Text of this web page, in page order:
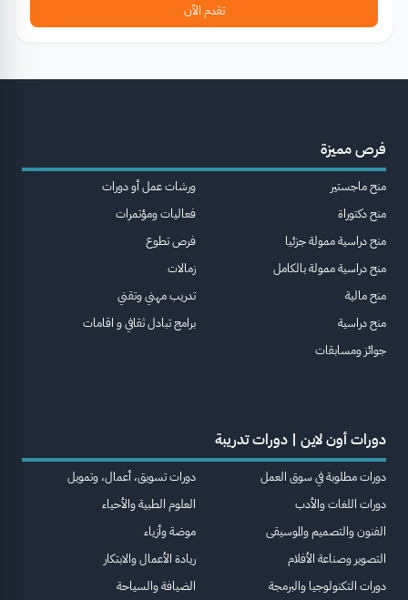
تقدم الآن
فرص مميزة
منح ماجستير
منح دكتوراة
منح دراسية ممولة جزئيا
منح دراسية ممولة بالكامل
منح مالية
منح دراسية
جوائز ومسابقات
ورشات عمل أو دورات
فعاليات ومؤتمرات
فرص تطوع
زمالات
تدريب مهني وتقني
برامج تبادل ثقافي و اقامات
دورات أون لاين | دورات تدريبة
دورات مطلوبة في سوق العمل
دورات اللغات والأدب
الفنون والتصميم والموسيقى
التصوير وصناعة الأفلام
دورات التكنولوجيا والبرمجة
دورات تسويق، أعمال، وتمويل
العلوم الطبية والأحياء
موضة وأزياء
ريادة الأعمال والابتكار
الضيافة والسياحة